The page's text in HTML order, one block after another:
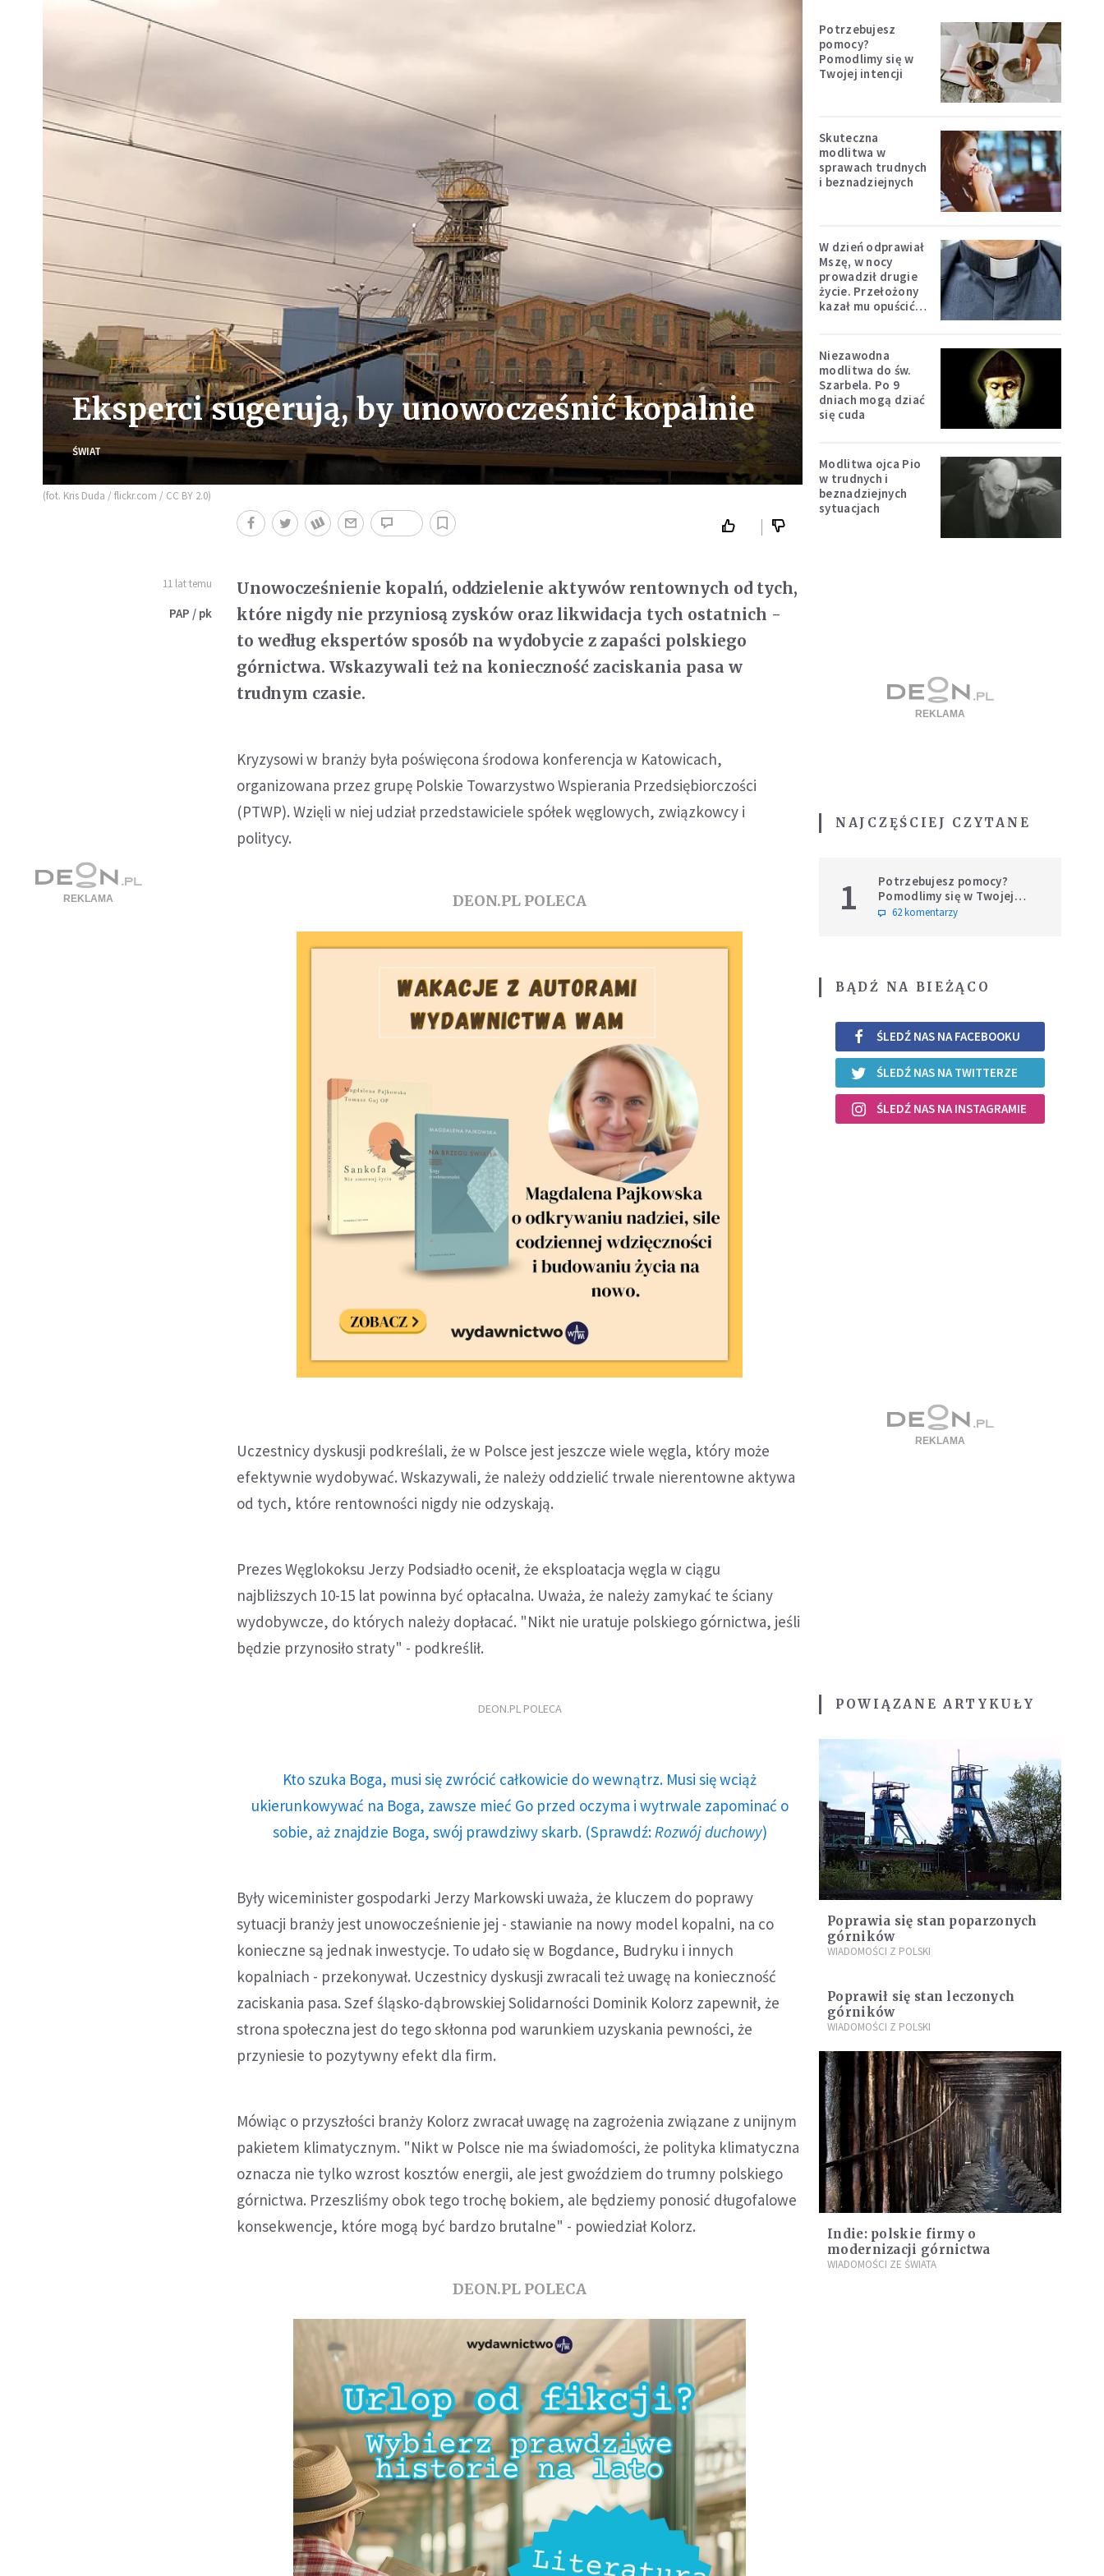
Eksperci sugerują, by unowocześnić kopalnie
ŚWIAT
(fot. Kris Duda / flickr.com / CC BY 2.0)
11 lat temu
PAP / pk
Unowocześnienie kopalń, oddzielenie aktywów rentownych od tych,
które nigdy nie przyniosą zysków oraz likwidacja tych ostatnich -
to według ekspertów sposób na wydobycie z zapaści polskiego
górnictwa. Wskazywali też na konieczność zaciskania pasa w
trudnym czasie.
Kryzysowi w branży była poświęcona środowa konferencja w Katowicach,
organizowana przez grupę Polskie Towarzystwo Wspierania Przedsiębiorczości
(PTWP). Wzięli w niej udział przedstawiciele spółek węglowych, związkowcy i
politycy.
DEON.PL POLECA
Uczestnicy dyskusji podkreślali, że w Polsce jest jeszcze wiele węgla, który może
efektywnie wydobywać. Wskazywali, że należy oddzielić trwale nierentowne aktywa
od tych, które rentowności nigdy nie odzyskają.
Prezes Węglokoksu Jerzy Podsiadło ocenił, że eksploatacja węgla w ciągu
najbliższych 10-15 lat powinna być opłacalna. Uważa, że należy zamykać te ściany
wydobywcze, do których należy dopłacać. "Nikt nie uratuje polskiego górnictwa, jeśli
będzie przynosiło straty" - podkreślił.
DEON.PL POLECA
Kto szuka Boga, musi się zwrócić całkowicie do wewnątrz. Musi się wciąż
ukierunkowywać na Boga, zawsze mieć Go przed oczyma i wytrwale zapominać o
sobie, aż znajdzie Boga, swój prawdziwy skarb. (Sprawdź: Rozwój duchowy)
Były wiceminister gospodarki Jerzy Markowski uważa, że kluczem do poprawy
sytuacji branży jest unowocześnienie jej - stawianie na nowy model kopalni, na co
konieczne są jednak inwestycje. To udało się w Bogdance, Budryku i innych
kopalniach - przekonywał. Uczestnicy dyskusji zwracali też uwagę na konieczność
zaciskania pasa. Szef śląsko-dąbrowskiej Solidarności Dominik Kolorz zapewnił, że
strona społeczna jest do tego skłonna pod warunkiem uzyskania pewności, że
przyniesie to pozytywny efekt dla firm.
Mówiąc o przyszłości branży Kolorz zwracał uwagę na zagrożenia związane z unijnym
pakietem klimatycznym. "Nikt w Polsce nie ma świadomości, że polityka klimatyczna
oznacza nie tylko wzrost kosztów energii, ale jest gwoździem do trumny polskiego
górnictwa. Przeszliśmy obok tego trochę bokiem, ale będziemy ponosić długofalowe
konsekwencje, które mogą być bardzo brutalne" - powiedział Kolorz.
DEON.PL POLECA
Potrzebujesz
pomocy?
Pomodlimy się w
Twojej intencji
Skuteczna
modlitwa w
sprawach trudnych
i beznadziejnych
W dzień odprawiał
Mszę, w nocy
prowadził drugie
życie. Przełożony
kazał mu opuścić
Niezawodna
modlitwa do św.
Szarbela. Po 9
dniach mogą dziać
się cuda
Modlitwa ojca Pio
w trudnych i
beznadziejnych
sytuacjach
NAJCZĘŚCIEJ CZYTANE
1
Potrzebujesz pomocy?
Pomodlimy się w Twojej
intencji
62 komentarzy
BĄDŹ NA BIEŻĄCO
ŚLEDŹ NAS NA FACEBOOKU
ŚLEDŹ NAS NA TWITTERZE
ŚLEDŹ NAS NA INSTAGRAMIE
POWIĄZANE ARTYKUŁY
Poprawia się stan poparzonych
górników
WIADOMOŚCI Z POLSKI
Poprawił się stan leczonych
górników
WIADOMOŚCI Z POLSKI
Indie: polskie firmy o
modernizacji górnictwa
WIADOMOŚCI ZE ŚWIATA